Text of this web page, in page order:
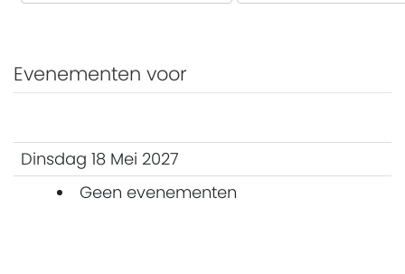
Evenementen voor
Dinsdag 18 Mei 2027
Geen evenementen